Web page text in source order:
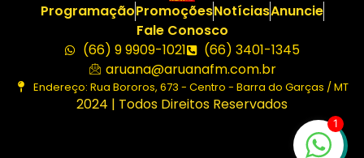
ProgramaçãoPromoçõesNotíciasAnuncie
Fale Conosco
(66) 9 9909-1021
(66) 3401-1345
aruana@aruanafm.com.br
Endereço: Rua Bororos, 673 - Centro - Barra do Garças / MT
2024 | Todos Direitos Reservados
1